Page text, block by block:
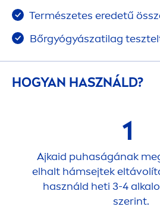
Természetes eredetű
Bőrgyógyászatilag
HOGYAN HASZNÁLD?
1
Ajkaid puhaságának
elhalt hámsejtek
használd heti 3-4
szerint.